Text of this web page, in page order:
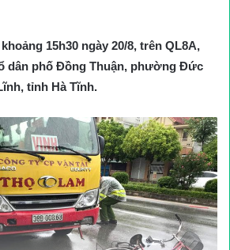
15h30 ngày 20/8, trên QL8A,
dân phố Đồng Thuận, phường Đức
tỉnh Hà Tĩnh.